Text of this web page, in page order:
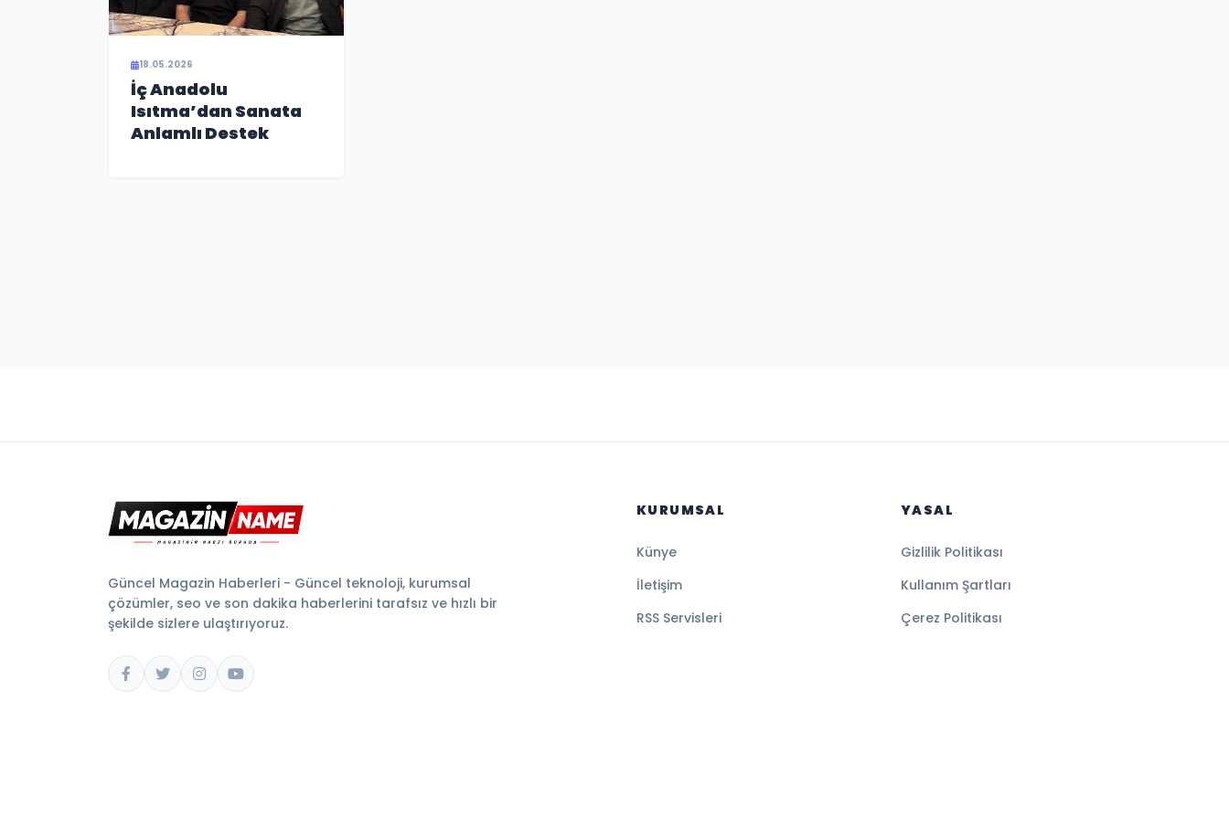
18.05.2026
İç Anadolu
Isıtma’dan Sanata
Anlamlı Destek
Güncel Magazin Haberleri - Güncel teknoloji, kurumsal
çözümler, seo ve son dakika haberlerini tarafsız ve hızlı bir
şekilde sizlere ulaştırıyoruz.
KURUMSAL
Künye
İletişim
RSS Servisleri
YASAL
Gizlilik Politikası
Kullanım Şartları
Çerez Politikası